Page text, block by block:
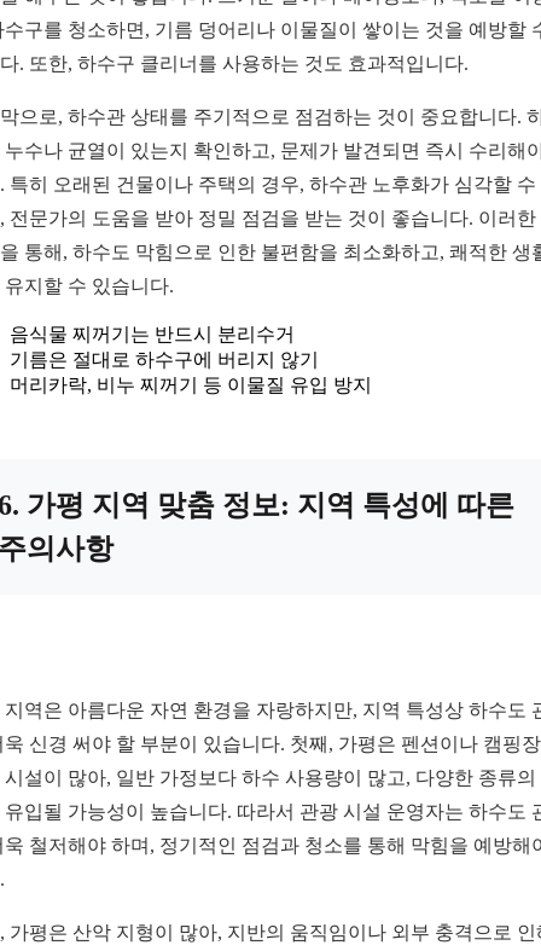
수구를 청소하면, 기름 덩어리나 이물질이 쌓이는 것을 예방할
. 또한, 하수구 클리너를 사용하는 것도 효과적입니다.
으로, 하수관 상태를 주기적으로 점검하는 것이 중요합니다.
누수나 균열이 있는지 확인하고, 문제가 발견되면 즉시 수리해
특히 오래된 건물이나 주택의 경우, 하수관 노후화가 심각할 수
전문가의 도움을 받아 정밀 점검을 받는 것이 좋습니다. 이러한
통해, 하수도 막힘으로 인한 불편함을 최소화하고, 쾌적한 생
유지할 수 있습니다.
음식물 찌꺼기는 반드시 분리수거
기름은 절대로 하수구에 버리지 않기
머리카락, 비누 찌꺼기 등 이물질 유입 방지
가평 지역 맞춤 정보: 지역 특성에 따른
의사항
지역은 아름다운 자연 환경을 자랑하지만, 지역 특성상 하수도
욱 신경 써야 할 부분이 있습니다. 첫째, 가평은 펜션이나 캠핑
시설이 많아, 일반 가정보다 하수 사용량이 많고, 다양한 종류의
유입될 가능성이 높습니다. 따라서 관광 시설 운영자는 하수도
욱 철저해야 하며, 정기적인 점검과 청소를 통해 막힘을 예방해
가평은 산악 지형이 많아, 지반의 움직임이나 외부 충격으로 인